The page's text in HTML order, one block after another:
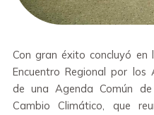
Con gran éxito concluyó en
Encuentro Regional por los
de una Agenda Común
Cambio Climático, que